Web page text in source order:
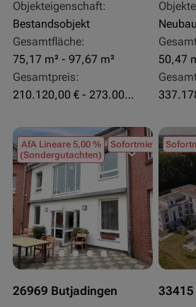
Objekteigenschaft:
Bestandsobjekt
Gesamtfläche:
75,17 m² - 97,67 m²
Gesamtpreis:
210.120,00 € - 273.003,24 €
Neubau
50,47
AfA Lineare 5,00 %
(Sondergutachten)
Sofortmiete
26969 Butjadingen 33415